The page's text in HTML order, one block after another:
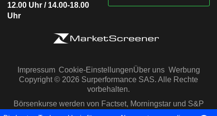
12.00 Uhr / 14.00-18.00
Uhr
Impressum Cookie-EinstellungenÜber uns Werbung
Copyright © 2026 Surperformance SAS. Alle Rechte
vorbehalten.
Börsenkurse werden von Factset, Morningstar und S&P
Capital IQ zur Verfügung gestellt